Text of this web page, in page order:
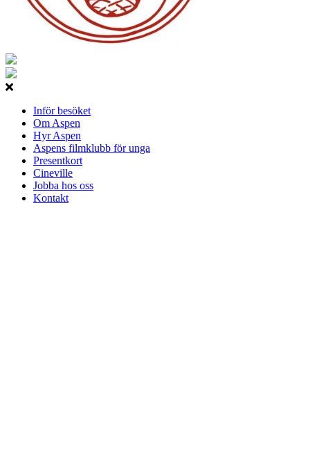
Inför besöket
Om Aspen
Hyr Aspen
Aspens filmklubb för unga
Presentkort
Cineville
Jobba hos oss
Kontakt